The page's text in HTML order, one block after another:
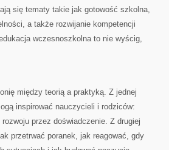
się tematy takie jak gotowość szkolna,
a także rozwijanie kompetencji
wczesnoszkolna to nie wyścig,
między teorią a praktyką. Z jednej
inspirować nauczycieli i rodziców:
przez doświadczenie. Z drugiej
przetrwać poranek, jak reagować, gdy